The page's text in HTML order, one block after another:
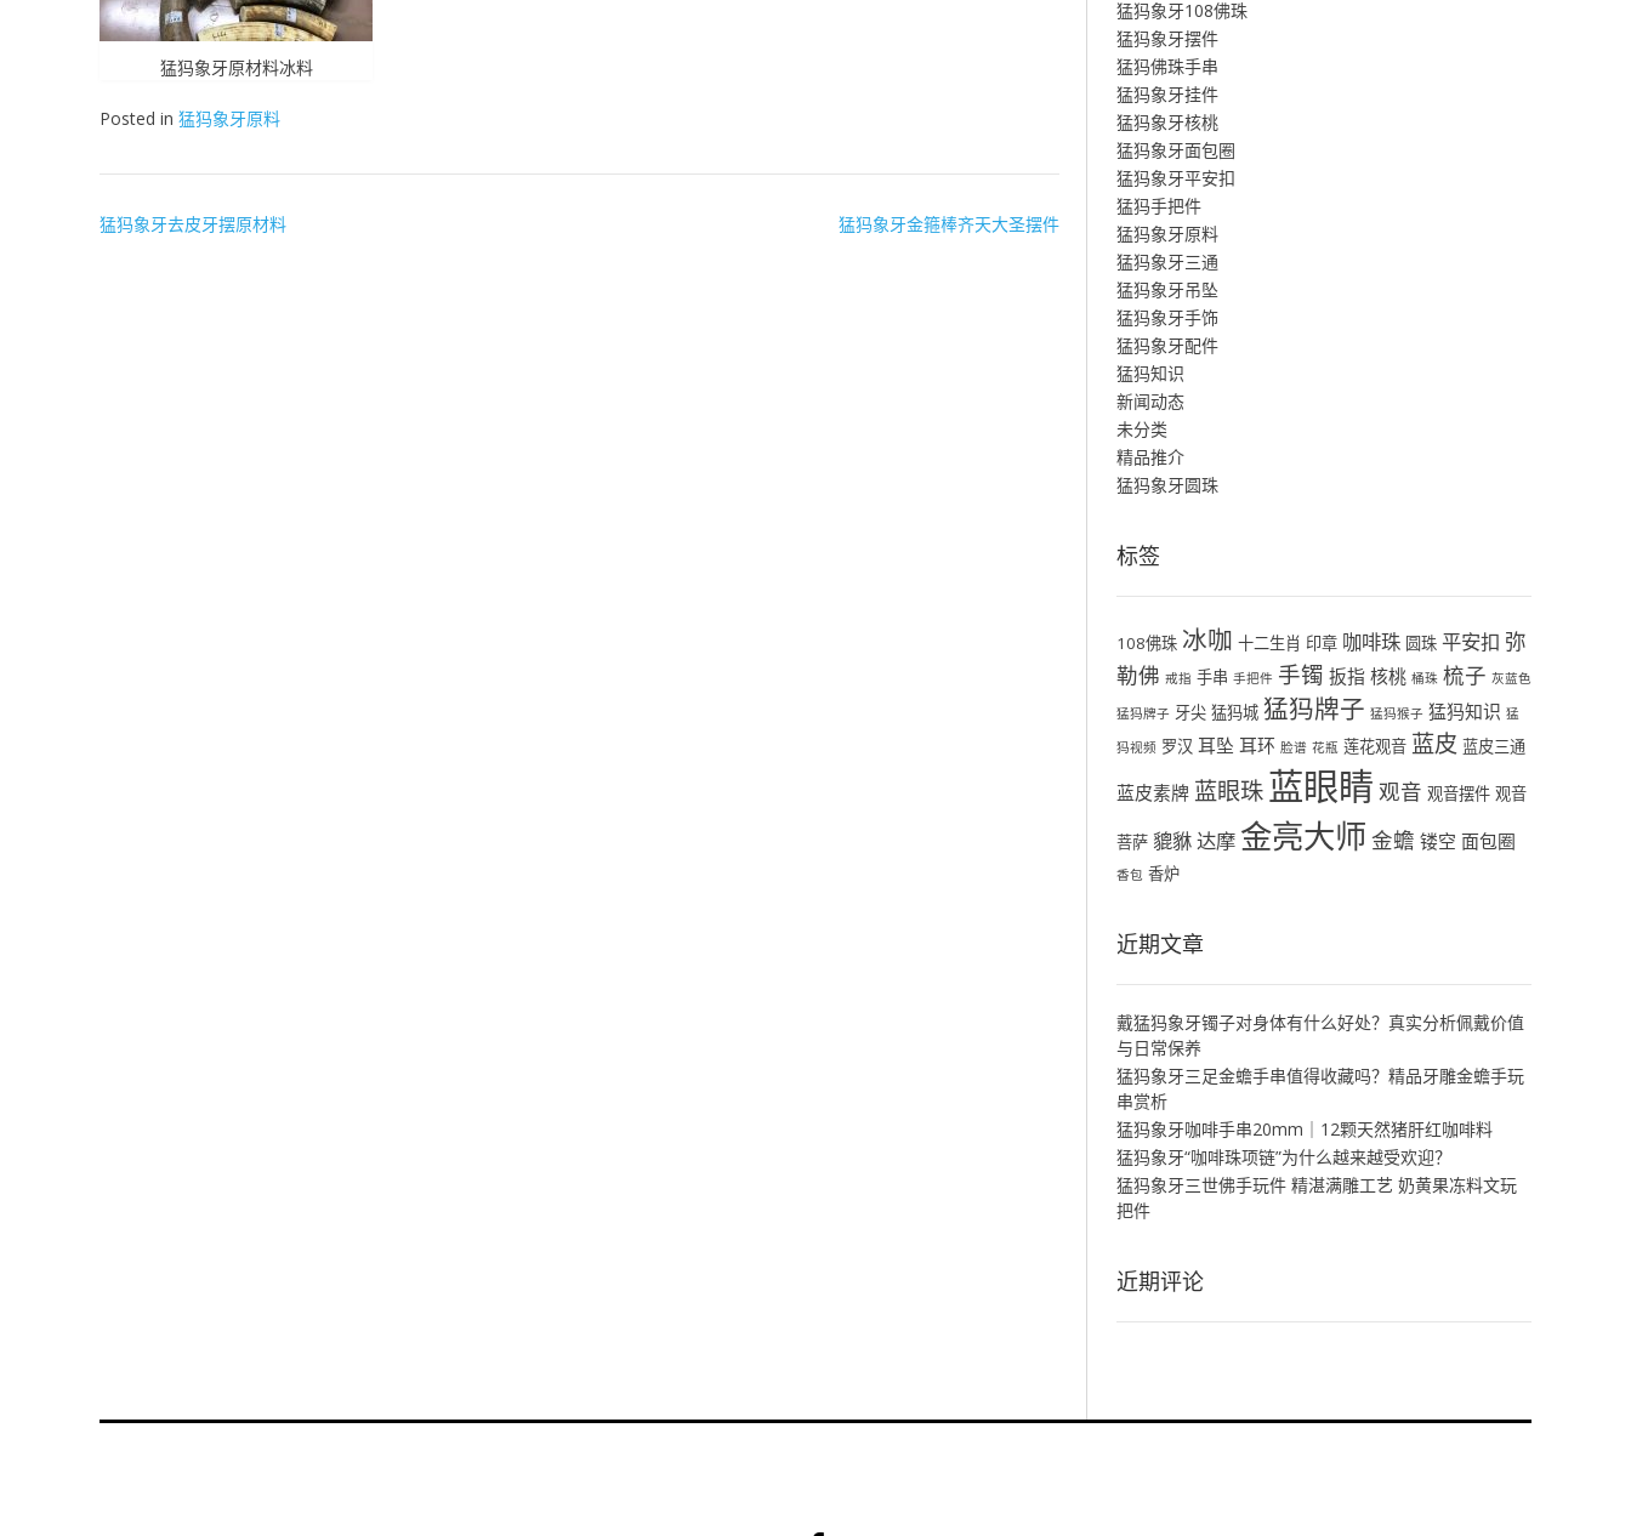
猛犸象牙原材料冰料
Posted in 猛犸象牙原料
文
猛犸象牙去皮牙摆原材料 猛犸象牙金箍棒齐天大圣摆件
猛犸象牙108佛珠
猛犸象牙摆件
猛犸佛珠手串
猛犸象牙挂件
猛犸象牙核桃
猛犸象牙面包圈
猛犸象牙平安扣
猛犸手把件
猛犸象牙原料
猛犸象牙三通
猛犸象牙吊坠
猛犸象牙手饰
猛犸象牙配件
猛犸知识
新闻动态
未分类
精品推介
猛犸象牙圆珠
标签
108佛珠 冰咖 十二生肖 印章 咖啡珠 圆珠 平安扣 弥
勒佛 戒指 手串 手把件 手镯 扳指 核桃 桶珠 梳子 灰蓝色
猛犸牌子 牙尖 猛犸城 猛犸牌子 猛犸猴子 猛犸知识 猛
犸视频 罗汉 耳坠 耳环 脸谱 花瓶 莲花观音 蓝皮 蓝皮三通
蓝皮素牌 蓝眼珠蓝眼睛 观音 观音摆件 观音
菩萨 貔貅达摩 金亮大师 金蟾 镂空 面包圈
香包 香炉
近期文章
戴猛犸象牙镯子对身体有什么好处？真实分析佩戴价值
与日常保养
猛犸象牙三足金蟾手串值得收藏吗？精品牙雕金蟾手玩
串赏析
猛犸象牙咖啡手串20mm｜12颗天然猪肝红咖啡料
猛犸象牙“咖啡珠项链”为什么越来越受欢迎？
猛犸象牙三世佛手玩件 精湛满雕工艺 奶黄果冻料文玩
把件
近期评论